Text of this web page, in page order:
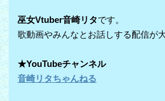
巫女Vtuber音崎リタです。
歌動画やみんなとお話しする配信が
★YouTubeチャンネル
音崎リタちゃんねる